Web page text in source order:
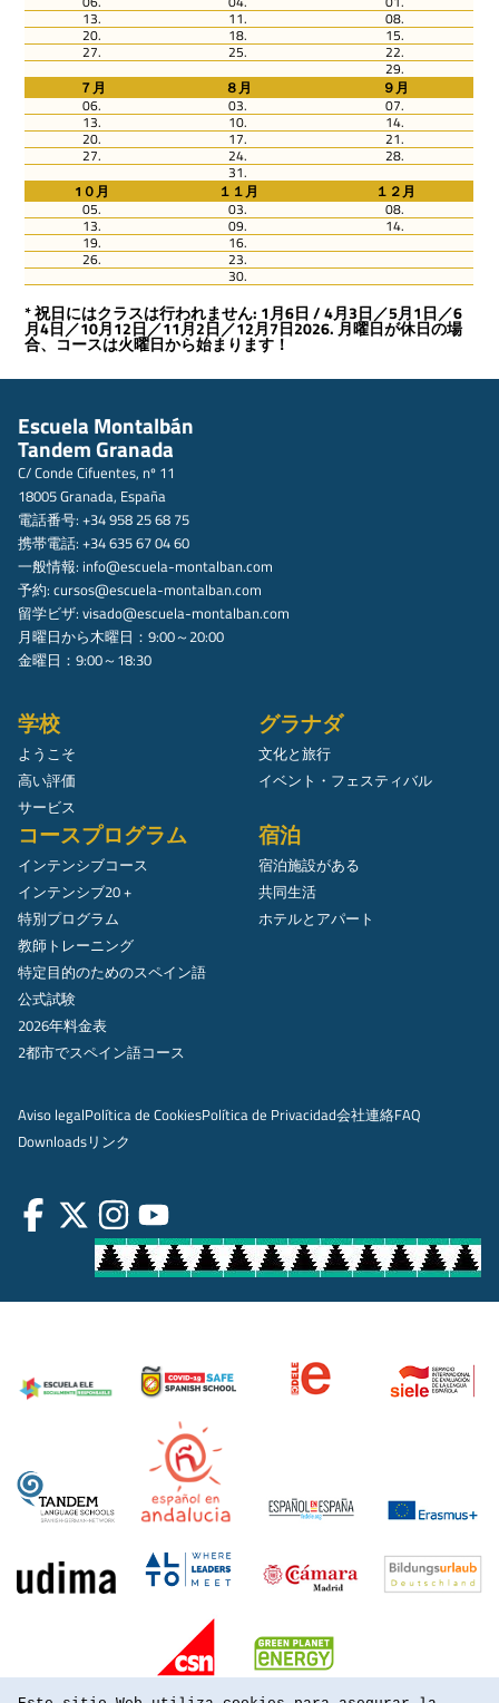
13. 11. 08.
20. 18. 15.
27. 25. 22.
29.
７月
８月
９月
06.
03. 07.
13. 10. 14.
20. 17. 21.
27. 24. 28.
31.
1０月
１１月
１２月
05.
03. 08.
13. 09. 14.
19. 16.
26. 23.
30.
* 祝日にはクラスは行われません: 1月6日 / 4月3日／5月1日／6
月4日／10月12日／11月2日／12月7日2026. 月曜日が休日の場
合、コースは火曜日から始まります！
Escuela Montalbán
Tandem Granada
C/ Conde Cifuentes, nº 11
18005 Granada, España
電話番号: +34 958 25 68 75
携帯電話: +34 635 67 04 60
一般情報: info@escuela-montalban.com
予約: cursos@escuela-montalban.com
留学ビザ: visado@escuela-montalban.com
月曜日から木曜日：9:00～20:00
金曜日：9:00～18:30
学校
ようこそ
高い評価
サービス
グラナダ
文化と旅行
イベント・フェスティバル
コースプログラム
インテンシブコース
インテンシブ20 +
特別プログラム
教師トレーニング
特定目的のためのスペイン語
公式試験
2026年料金表
2都市でスペイン語コース
宿泊
宿泊施設がある
共同生活
ホテルとアパート
Aviso legalPolítica de CookiesPolítica de Privacidad会社連絡FAQ
Downloadsリンク